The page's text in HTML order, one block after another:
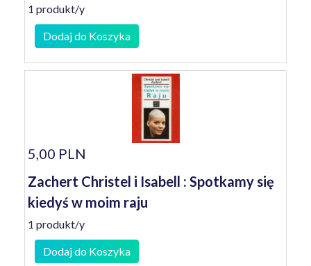
1 produkt/y
Dodaj do Koszyka
5,00 PLN
Zachert Christel i Isabell : Spotkamy się
kiedyś w moim raju
1 produkt/y
Dodaj do Koszyka